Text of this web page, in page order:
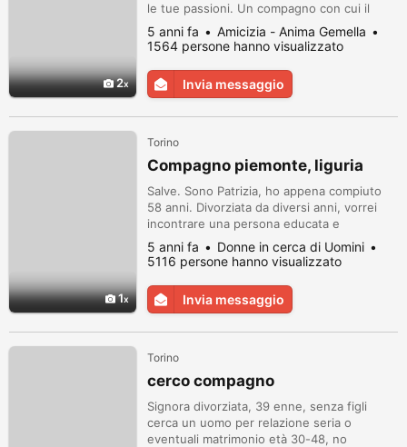
2
le tue passioni. Un compagno con cui il
dialogo sia sempre possibile, senza che
nascano paure o sfiducia. Essere amici e
amanti per costruire insieme una vita che
nessuna tempesta sarà in grado di farla
cadere. Se esisti io ci sono: vedovo,
5 anni fa
Amicizia - Anima Gemella
1564 persone hanno visualizzato
Invia messaggio
1
Torino
Compagno piemonte, liguria
Salve. Sono Patrizia, ho appena compiuto
58 anni. Divorziata da diversi anni, vorrei
incontrare una persona educata e
rispettosa con cui accompagnarmi per il
resto della vita. Abito a Torino ma disposta
a trasferirmi.
5 anni fa
Donne in cerca di Uomini
5116 persone hanno visualizzato
Invia messaggio
Torino
cerco compagno
Signora divorziata, 39 enne, senza figli
cerca un uomo per relazione seria o
eventuali matrimonio età 30-48, no